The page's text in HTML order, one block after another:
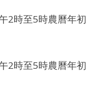
2時至5時農曆年初
2時至5時農曆年初